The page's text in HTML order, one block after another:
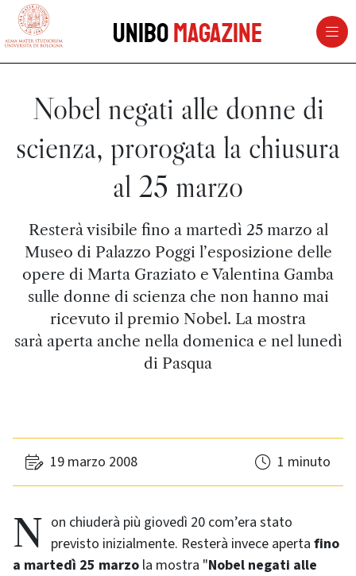
vai al contenuto della pagina
UniboMagazine
Nobel negati alle donne di
scienza, prorogata la chiusura
al 25 marzo
Resterà visibile fino a martedì 25 marzo al
Museo di Palazzo Poggi l’esposizione delle
opere di Marta Graziato e Valentina Gamba
sulle donne di scienza che non hanno mai
ricevuto il premio Nobel. La mostra
sarà aperta anche nella domenica e nel lunedì
di Pasqua
19 marzo 2008 1 minuto
Non chiuderà più giovedì 20 com’era stato previsto inizialmente. Resterà invece aperta fino
a martedì 25 marzo la mostra "Nobel negati alle